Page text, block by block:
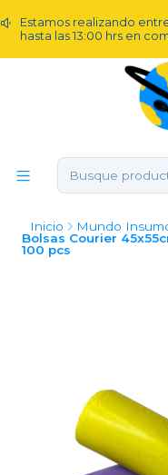
Estamos realizando
hasta las 13:00 hrs en
Inicio Mundo
Bolsas Courier
100 pcs